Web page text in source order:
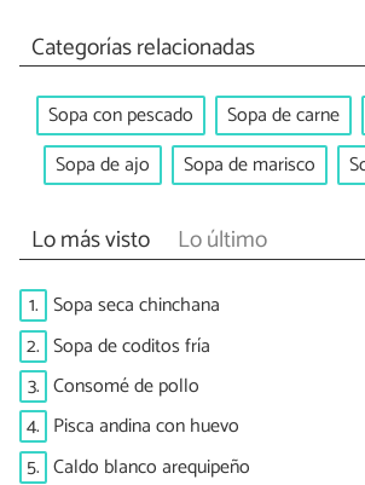
Categorías relacionadas
Sopa con pescado Sopa de carne
Sopa de ajo
Sopa de marisco
Lo más visto Lo último
1. Sopa seca chinchana
2. Sopa de coditos fría
3. Consomé de pollo
4. Pisca andina con huevo
5. Caldo blanco arequipeño